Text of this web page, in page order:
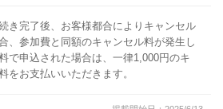
き完了後、お客様都合によりキャンセル
、参加費と同額のキャンセル料が発生し
で申込された場合は、一律1,000円のキ
をお支払いいただきます。